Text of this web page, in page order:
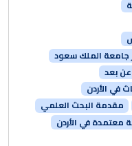
جامعة الملك سعود
بعد
في الأردن
مقدمة البحث العلمي
معتمدة في الأردن